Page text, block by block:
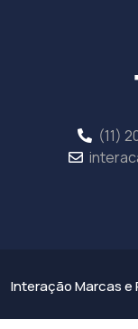
(11)
Interação Marcas e